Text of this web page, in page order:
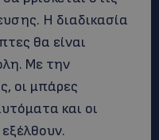
Η διαδικασία
θα είναι
Με την
οι μπάρες
και οι